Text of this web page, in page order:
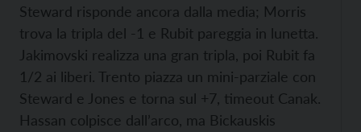
Steward risponde ancora dalla media; Morris
trova la tripla del -1 e Rubit pareggia in lunetta.
Jakimovski realizza una gran tripla, poi Rubit fa
1/2 ai liberi. Trento piazza un mini-parziale con
Steward e Jones e torna sul +7, timeout Canak.
Hassan colpisce dall’arco, ma Bickauskis